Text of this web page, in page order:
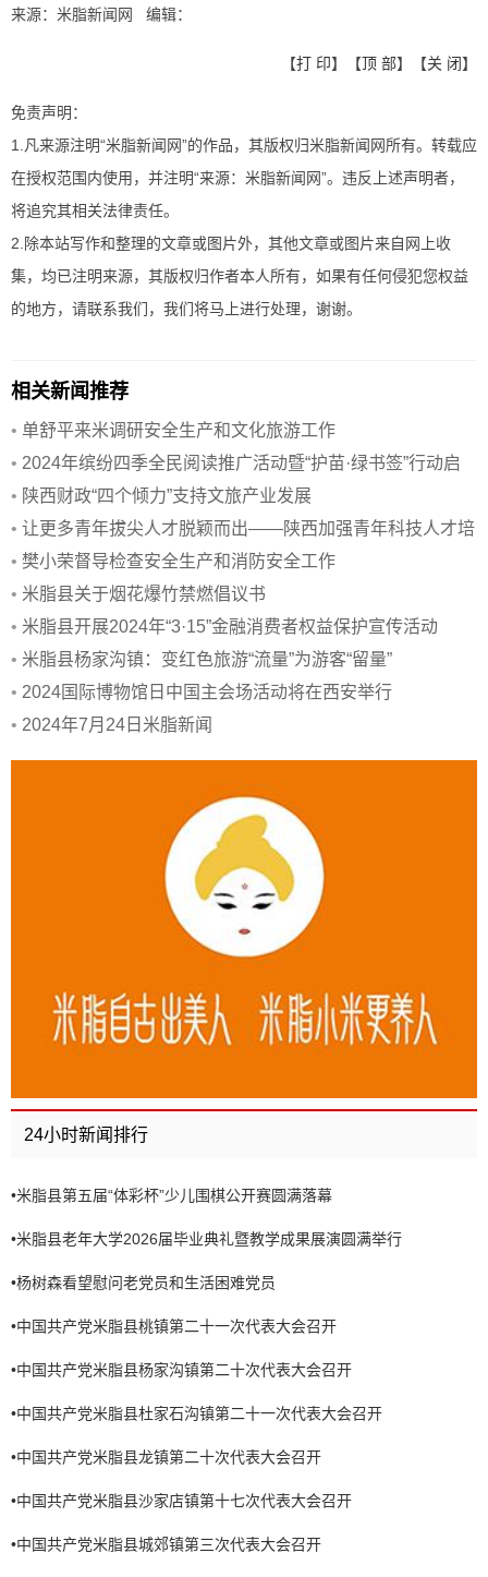
来源：米脂新闻网 编辑：
【打 印】【顶 部】【关 闭】
免责声明：
1.凡来源注明“米脂新闻网”的作品，其版权归米脂新闻网所有。转载应
在授权范围内使用，并注明“来源：米脂新闻网”。违反上述声明者，
将追究其相关法律责任。
2.除本站写作和整理的文章或图片外，其他文章或图片来自网上收
集，均已注明来源，其版权归作者本人所有，如果有任何侵犯您权益
的地方，请联系我们，我们将马上进行处理，谢谢。
相关新闻推荐
• 单舒平来米调研安全生产和文化旅游工作
• 2024年缤纷四季全民阅读推广活动暨“护苗·绿书签”行动启
动
• 陕西财政“四个倾力”支持文旅产业发展
• 让更多青年拔尖人才脱颖而出——陕西加强青年科技人才培
养
• 樊小荣督导检查安全生产和消防安全工作
• 米脂县关于烟花爆竹禁燃倡议书
• 米脂县开展2024年“3·15”金融消费者权益保护宣传活动
• 米脂县杨家沟镇：变红色旅游“流量”为游客“留量”
• 2024国际博物馆日中国主会场活动将在西安举行
• 2024年7月24日米脂新闻
24小时新闻排行
•米脂县第五届“体彩杯”少儿围棋公开赛圆满落幕
•米脂县老年大学2026届毕业典礼暨教学成果展演圆满举行
•杨树森看望慰问老党员和生活困难党员
•中国共产党米脂县桃镇第二十一次代表大会召开
•中国共产党米脂县杨家沟镇第二十次代表大会召开
•中国共产党米脂县杜家石沟镇第二十一次代表大会召开
•中国共产党米脂县龙镇第二十次代表大会召开
•中国共产党米脂县沙家店镇第十七次代表大会召开
•中国共产党米脂县城郊镇第三次代表大会召开